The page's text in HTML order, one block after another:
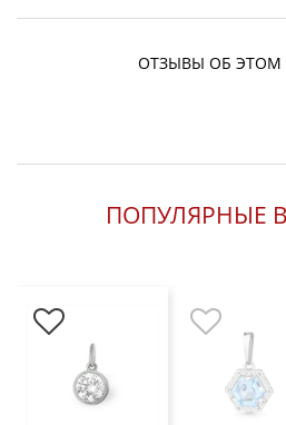
ОТЗЫВЫ ОБ ЭТОМ
ПОПУЛЯРНЫЕ